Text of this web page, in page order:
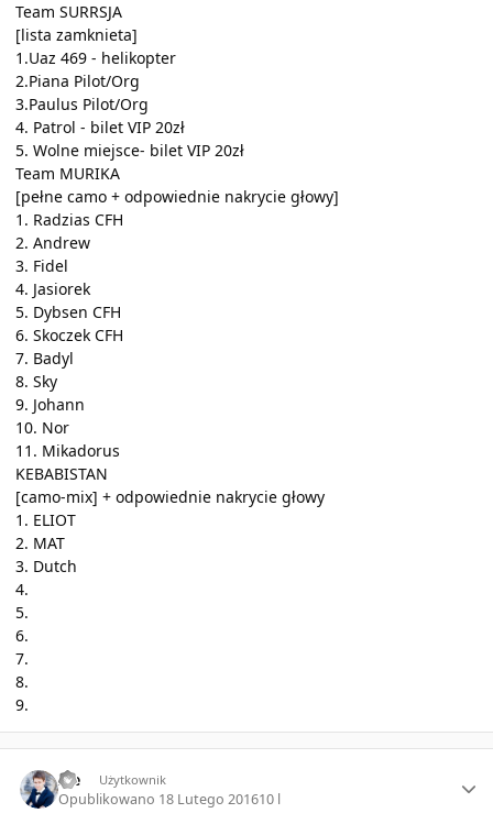
Team SURRSJA
[lista zamknieta]
1.Uaz 469 - helikopter
2.Piana Pilot/Org
3.Paulus Pilot/Org
4. Patrol - bilet VIP 20zł
5. Wolne miejsce- bilet VIP 20zł
Team MURIKA
[pełne camo + odpowiednie nakrycie głowy]
1. Radzias CFH
2. Andrew
3. Fidel
4. Jasiorek
5. Dybsen CFH
6. Skoczek CFH
7. Badyl
8. Sky
9. Johann
10. Nor
11. Mikadorus
KEBABISTAN
[camo-mix] + odpowiednie nakrycie głowy
1. ELIOT
2. MAT
3. Dutch
4.
5.
6.
7.
8.
9.
Ice Użytkownik
Opublikowano 18 Lutego 201610 l